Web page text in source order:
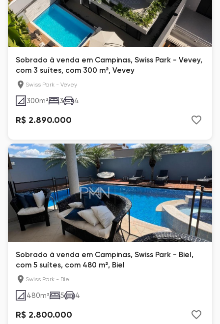
Sobrado à venda em Campinas, Swiss Park - Vevey,
com 3 suítes, com 300 m², Vevey
Swiss Park - Vevey
300m² 3 4
R$ 2.890.000
Sobrado à venda em Campinas, Swiss Park - Biel,
com 5 suítes, com 480 m², Biel
Swiss Park - Biel
480m² 5 4
R$ 2.800.000